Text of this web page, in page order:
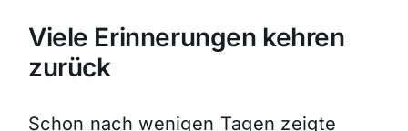
Viele Erinnerungen kehren
zurück
Schon nach wenigen Tagen zeigte